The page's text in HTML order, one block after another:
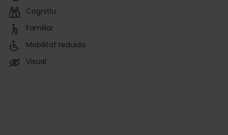
Cognitiu
Familiar
Mobilitat reduïda
Visual